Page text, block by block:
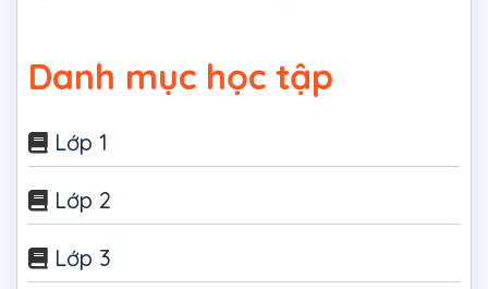
Danh mục học tập
Lớp 1
Lớp 2
Lớp 3